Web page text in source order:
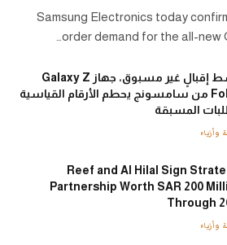
Samsung Electronics today
order demand for the all-new
وسط إقبالٍ غير مسبوق، جهاز Galaxy Z
Fold8 من سامسونج يحطم الأرقام القياسية
المسبقة
وأزياء
Reef and Al Hilal Sign
Partnership Worth SAR 200
Through
وأزياء